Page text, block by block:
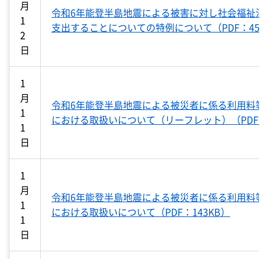
月
1
2
日
令和6年能登半島地震による被害に対し社会福祉
支出することについての特例について（PDF：
1
月
1
1
日
令和6年能登半島地震による被災者に係る利用料
における取扱いについて（リーフレット）（PDF
1
月
1
1
日
令和6年能登半島地震による被災者に係る利用料
における取扱いについて（PDF：143KB）